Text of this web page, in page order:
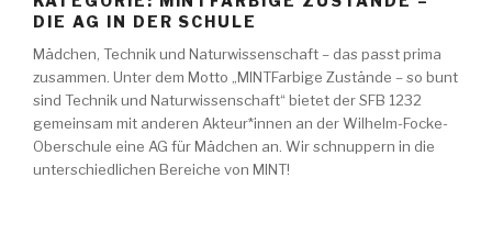
DIE AG IN DER SCHULE
Mädchen, Technik und Naturwissenschaft – das passt prima
zusammen. Unter dem Motto „MINTFarbige Zustände – so bunt
sind Technik und Naturwissenschaft“ bietet der SFB 1232
gemeinsam mit anderen Akteur*innen an der Wilhelm-Focke-
Oberschule eine AG für Mädchen an. Wir schnuppern in die
unterschiedlichen Bereiche von MINT!